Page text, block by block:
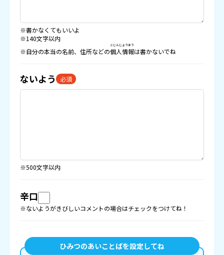
※書かなくてもいいよ
※140文字以内
※自分の本当の名前、住所などの個人情報
こじんじょうほう
は書かないでね
ないよう 必須
※500文字以内
辛口
※ないようがきびしいコメントの場合はチェックをつけてね！
ひみつのあいことばを設定してね